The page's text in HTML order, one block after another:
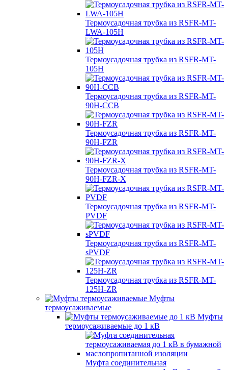
Термоусадочная трубка из RSFR-MT-
LWA-105H
Термоусадочная трубка из RSFR-MT-
105H
Термоусадочная трубка из RSFR-MT-
90H-CCB
Термоусадочная трубка из RSFR-MT-
90H-FZR
Термоусадочная трубка из RSFR-MT-
90H-FZR-X
Термоусадочная трубка из RSFR-MT-
PVDF
Термоусадочная трубка из RSFR-MT-
sPVDF
Термоусадочная трубка из RSFR-MT-
125H-ZR
Муфты
термоусаживаемые
Муфты
термоусаживаемые до 1 кВ
Муфта соединительная